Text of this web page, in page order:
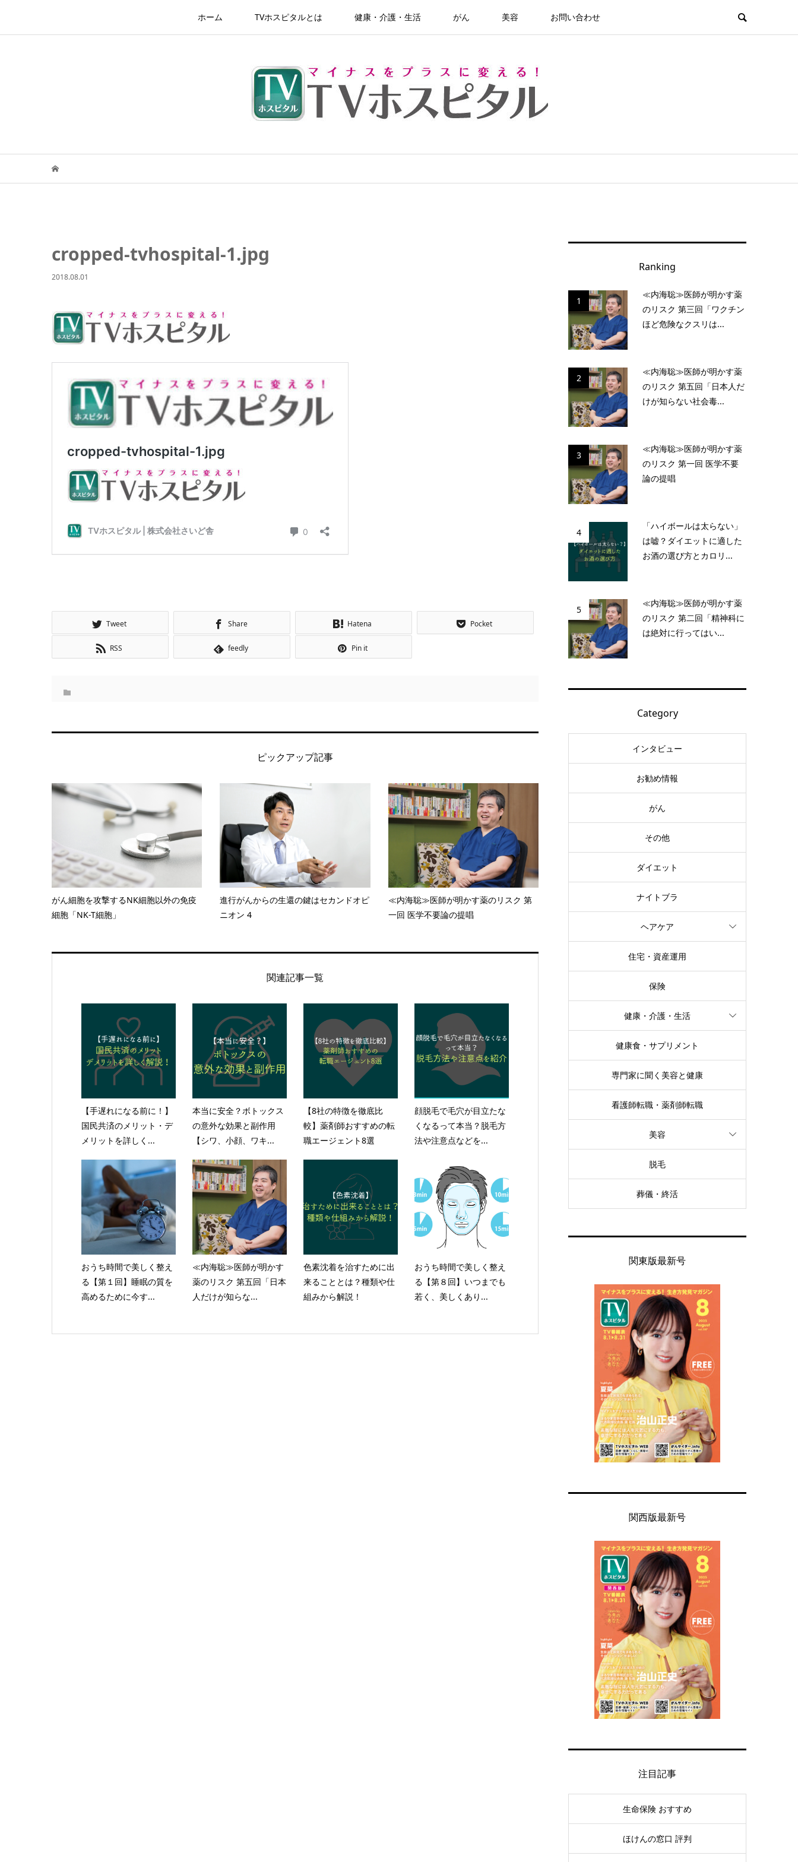
ホーム TVホスピタルとは 健康・介護・生活 がん 美容 お問い合わせ
cropped-tvhospital-1.jpg
2018.08.01
Tweet Share Hatena Pocket
RSS feedly Pin it
ピックアップ記事
がん細胞を攻撃するNK細胞以外の免疫
細胞「NK-T細胞」
進行がんからの生還の鍵はセカンドオピ
ニオン 4
≪内海聡≫医師が明かす薬のリスク 第
一回 医学不要論の提唱
関連記事一覧
【手遅れになる前に！】
国民共済のメリット・デ
メリットを詳しく...
本当に安全？ボトックス
の意外な効果と副作用
【シワ、小顔、ワキ...
【8社の特徴を徹底比
較】薬剤師おすすめの転
職エージェント8選
顔脱毛で毛穴が目立たな
くなるって本当？脱毛方
法や注意点などを...
おうち時間で美しく整え
る【第１回】睡眠の質を
高めるために今す...
≪内海聡≫医師が明かす
薬のリスク 第五回「日本
人だけが知らな...
色素沈着を治すために出
来ることとは？種類や仕
組みから解説！
おうち時間で美しく整え
る【第８回】いつまでも
若く、美しくあり...
Ranking
1
≪内海聡≫医師が明かす薬
のリスク 第三回「ワクチン
ほど危険なクスリは...
2
≪内海聡≫医師が明かす薬
のリスク 第五回「日本人だ
けが知らない社会毒...
3
≪内海聡≫医師が明かす薬
のリスク 第一回 医学不要
論の提唱
4
「ハイボールは太らない」
は嘘？ダイエットに適した
お酒の選び方とカロリ...
5
≪内海聡≫医師が明かす薬
のリスク 第二回「精神科に
は絶対に行ってはい...
Category
インタビュー
お勧め情報
がん
その他
ダイエット
ナイトブラ
ヘアケア
住宅・資産運用
保険
健康・介護・生活
健康食・サプリメント
専門家に聞く美容と健康
看護師転職・薬剤師転職
美容
脱毛
葬儀・終活
関東版最新号
関西版最新号
注目記事
生命保険 おすすめ
ほけんの窓口 評判